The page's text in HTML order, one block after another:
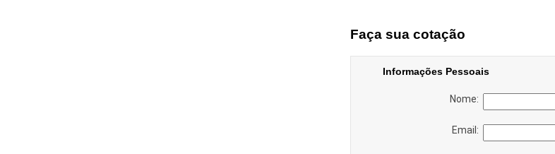
Faça sua cotação
Informações Pessoais
Nome:
Email: